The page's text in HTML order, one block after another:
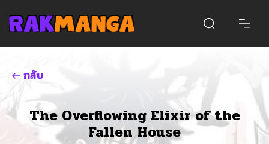
กลับ
The Overflowing Elixir of the
Fallen House